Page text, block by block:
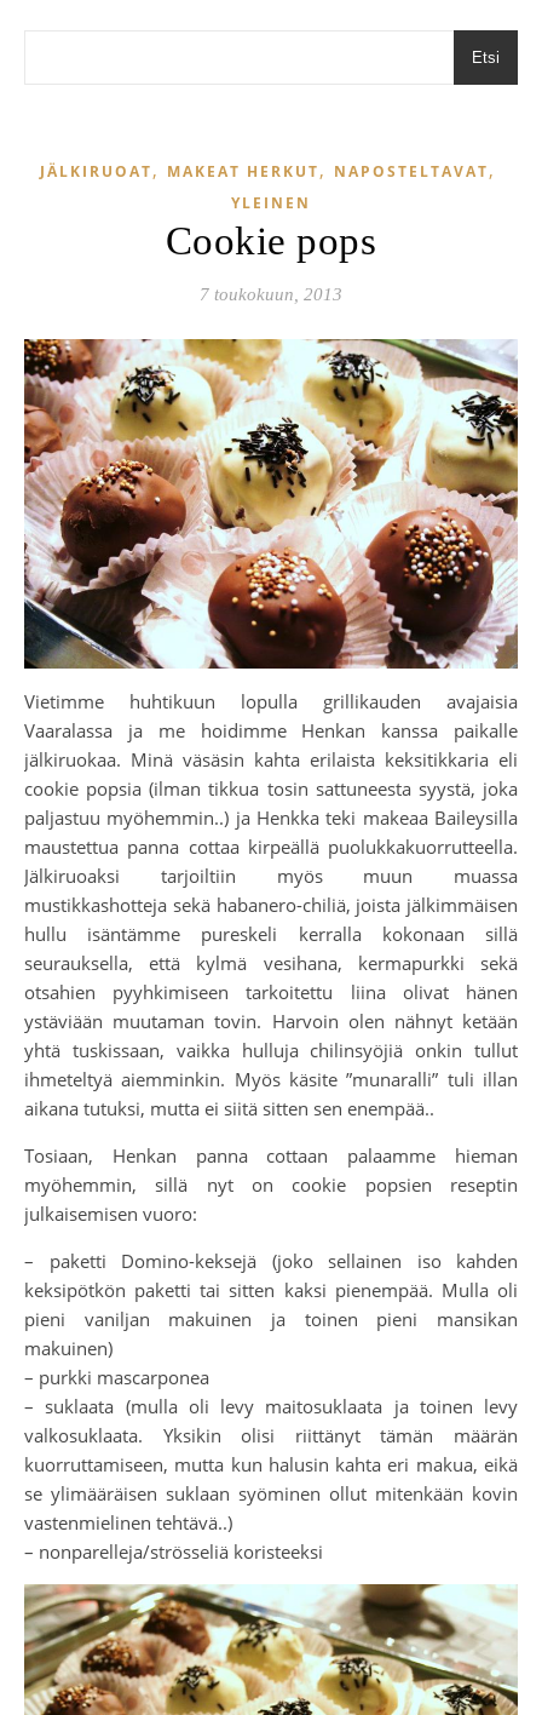
Etsi
JÄLKIRUOAT, MAKEAT HERKUT, NAPOSTELTAVAT,
YLEINEN
Cookie pops
7 toukokuun, 2013
Vietimme huhtikuun lopulla grillikauden avajaisia
Vaaralassa ja me hoidimme Henkan kanssa paikalle
jälkiruokaa. Minä väsäsin kahta erilaista keksitikkaria eli
cookie popsia (ilman tikkua tosin sattuneesta syystä, joka
paljastuu myöhemmin..) ja Henkka teki makeaa Baileysilla
maustettua panna cottaa kirpeällä puolukkakuorrutteella.
Jälkiruoaksi tarjoiltiin myös muun muassa
mustikkashotteja sekä habanero-chiliä, joista jälkimmäisen
hullu isäntämme pureskeli kerralla kokonaan sillä
seurauksella, että kylmä vesihana, kermapurkki sekä
otsahien pyyhkimiseen tarkoitettu liina olivat hänen
ystäviään muutaman tovin. Harvoin olen nähnyt ketään
yhtä tuskissaan, vaikka hulluja chilinsyöjiä onkin tullut
ihmeteltyä aiemminkin. Myös käsite ”munaralli” tuli illan
aikana tutuksi, mutta ei siitä sitten sen enempää..
Tosiaan, Henkan panna cottaan palaamme hieman
myöhemmin, sillä nyt on cookie popsien reseptin
julkaisemisen vuoro:
– paketti Domino-keksejä (joko sellainen iso kahden
keksipötkön paketti tai sitten kaksi pienempää. Mulla oli
pieni vaniljan makuinen ja toinen pieni mansikan
makuinen)
– purkki mascarponea
– suklaata (mulla oli levy maitosuklaata ja toinen levy
valkosuklaata. Yksikin olisi riittänyt tämän määrän
kuorruttamiseen, mutta kun halusin kahta eri makua, eikä
se ylimääräisen suklaan syöminen ollut mitenkään kovin
vastenmielinen tehtävä..)
– nonparelleja/strösseliä koristeeksi